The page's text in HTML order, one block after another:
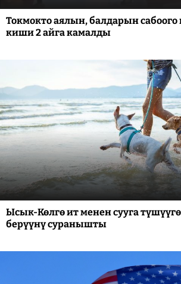
Токмокто аялын, балдарын
киши 2 айга камалды
Ысык-Көлгө ит менен сууга түшүүгө
берүүнү суранышты